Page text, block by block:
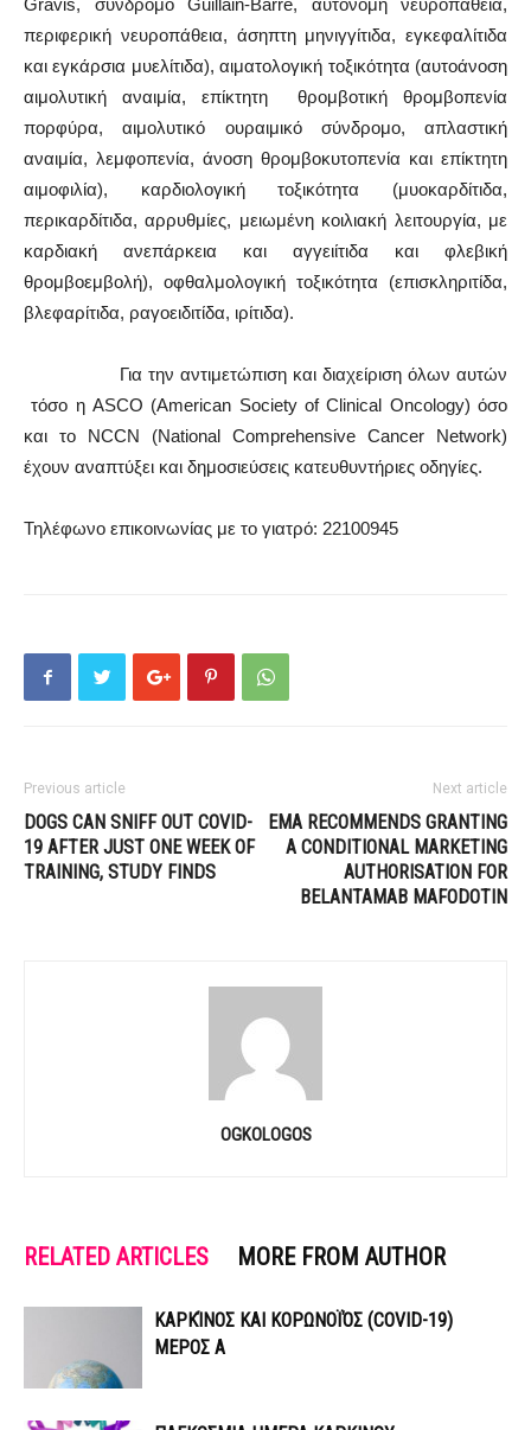
Gravis, σύνδρομο Guillain-Barre, αυτόνομη νευροπάθεια,
περιφερική νευροπάθεια, άσηπτη μηνιγγίτιδα, εγκεφαλίτιδα
και εγκάρσια μυελίτιδα), αιματολογική τοξικότητα (αυτοάνοση
αιμολυτική αναιμία, επίκτητη θρομβοτική θρομβοπενία
πορφύρα, αιμολυτικό ουραιμικό σύνδρομο, απλαστική
αναιμία, λεμφοπενία, άνοση θρομβοκυτοπενία και επίκτητη
αιμοφιλία), καρδιολογική τοξικότητα (μυοκαρδίτιδα,
περικαρδίτιδα, αρρυθμίες, μειωμένη κοιλιακή λειτουργία, με
καρδιακή ανεπάρκεια και αγγειίτιδα και φλεβική
θρομβοεμβολή), οφθαλμολογική τοξικότητα (επισκληριτίδα,
βλεφαρίτιδα, ραγοειδιτίδα, ιρίτιδα).
Για την αντιμετώπιση και διαχείριση όλων αυτών
τόσο η ASCO (American Society of Clinical Oncology) όσο
και το NCCN (National Comprehensive Cancer Network)
έχουν αναπτύξει και δημοσιεύσεις κατευθυντήριες οδηγίες.
Τηλέφωνο επικοινωνίας με το γιατρό: 22100945
Previous article
DOGS CAN SNIFF OUT COVID-
19 AFTER JUST ONE WEEK OF
TRAINING, STUDY FINDS
Next article
EMA RECOMMENDS GRANTING
A CONDITIONAL MARKETING
AUTHORISATION FOR
BELANTAMAB MAFODOTIN
OGKOLOGOS
RELATED ARTICLES MORE FROM AUTHOR
ΚΑΡΚΊΝΟΣ ΚΑΙ ΚΟΡΩΝΟΪΌΣ (COVID-19)
ΜΕΡΟΣ Α